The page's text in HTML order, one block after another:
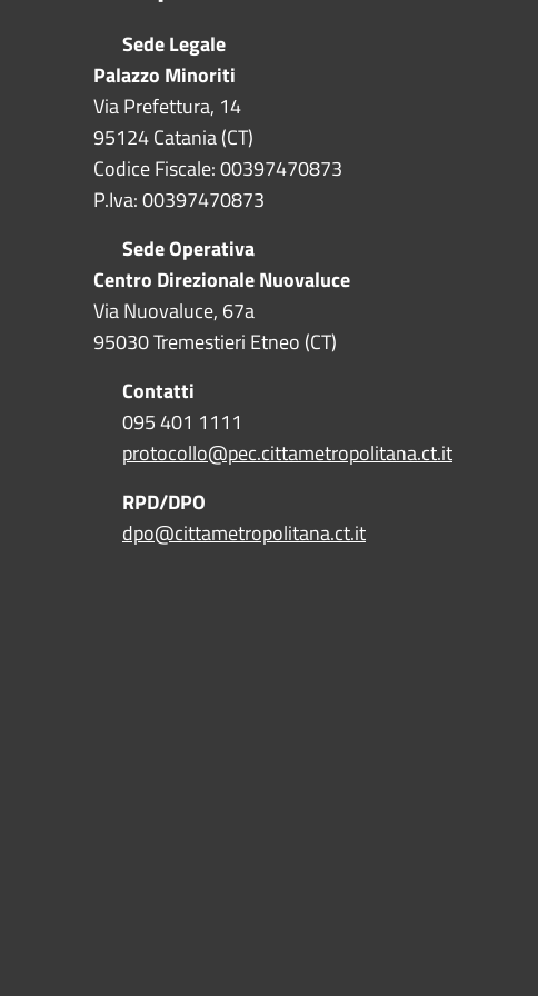
Sede Legale
Palazzo Minoriti
Via Prefettura, 14
95124 Catania (CT)
Codice Fiscale: 00397470873
P.Iva: 00397470873
Sede Operativa
Centro Direzionale Nuovaluce
Via Nuovaluce, 67a
95030 Tremestieri Etneo (CT)
Contatti
095 401 1111
protocollo@pec.cittametropolitana.ct.it
RPD/DPO
dpo@cittametropolitana.ct.it